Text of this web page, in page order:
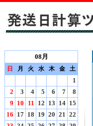
08月
日 月 火 水 木 金 土
1
2
3 4 5 6 7
8
9 10 11 12 13 14 15
16 17 18 19 20 21 22